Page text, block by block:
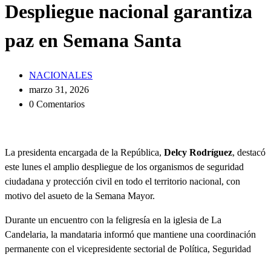
Despliegue nacional garantiza
paz en Semana Santa
NACIONALES
marzo 31, 2026
0 Comentarios
La presidenta encargada de la República, Delcy Rodríguez, destacó
este lunes el amplio despliegue de los organismos de seguridad
ciudadana y protección civil en todo el territorio nacional, con
motivo del asueto de la Semana Mayor.
Durante un encuentro con la feligresía en la iglesia de La
Candelaria, la mandataria informó que mantiene una coordinación
permanente con el vicepresidente sectorial de Política, Seguridad